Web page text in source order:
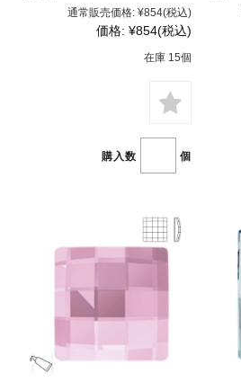
通常販売価格: ¥854(税込)
価格: ¥854(税込)
在庫 15個
購入数 個